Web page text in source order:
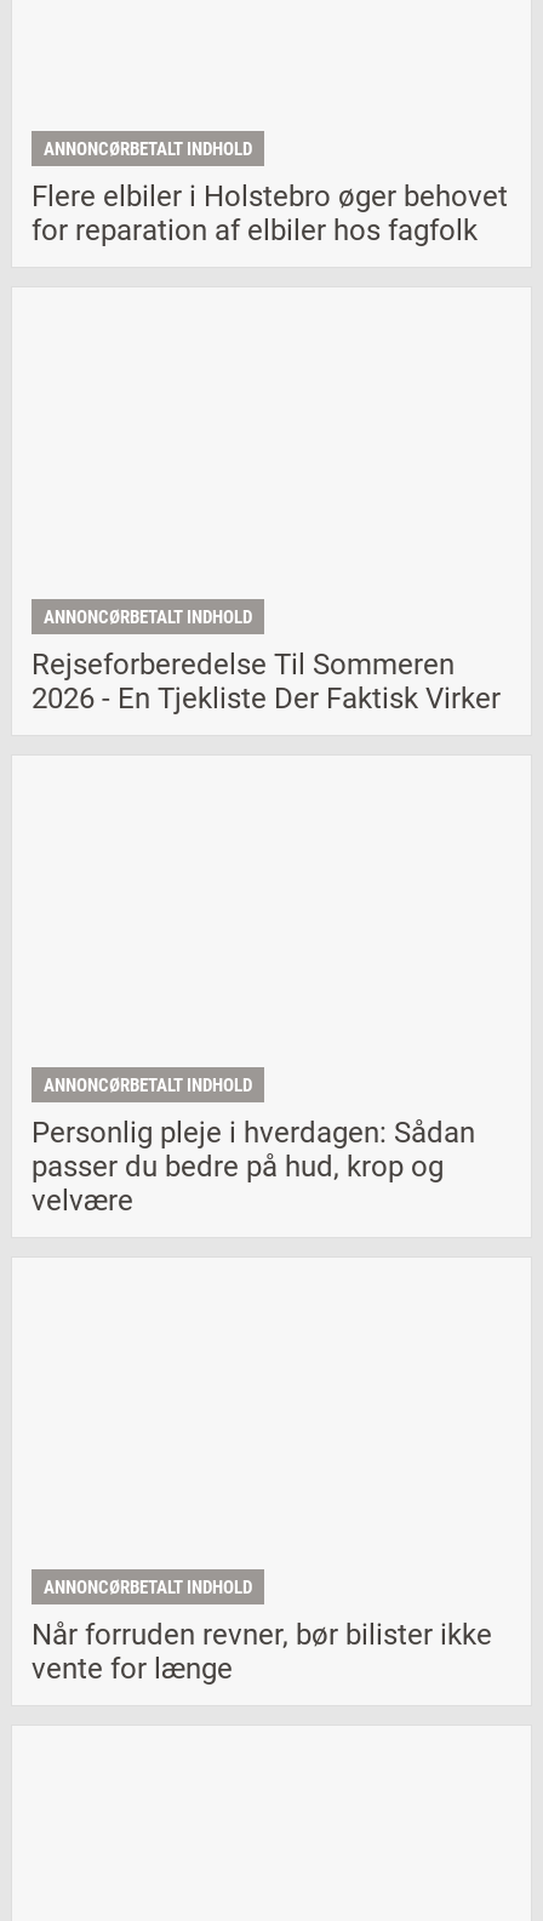
ANNONCØRBETALT INDHOLD
Flere elbiler i Holstebro øger behovet
for reparation af elbiler hos fagfolk
ANNONCØRBETALT INDHOLD
Rejseforberedelse Til Sommeren
2026 - En Tjekliste Der Faktisk Virker
ANNONCØRBETALT INDHOLD
Personlig pleje i hverdagen: Sådan
passer du bedre på hud, krop og
velvære
ANNONCØRBETALT INDHOLD
Når forruden revner, bør bilister ikke
vente for længe